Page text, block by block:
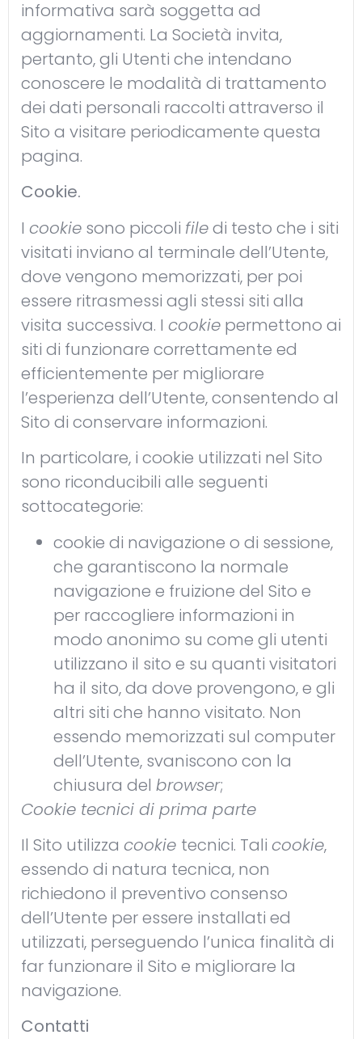
informativa sarà soggetta ad
aggiornamenti. La Società invita,
pertanto, gli Utenti che intendano
conoscere le modalità di trattamento
dei dati personali raccolti attraverso il
Sito a visitare periodicamente questa
pagina.
Cookie.
I cookie sono piccoli filedi testo che i siti
visitati inviano al terminale dell’Utente,
dove vengono memorizzati, per poi
essere ritrasmessi agli stessi siti alla
visita successiva. I cookie permettono ai
siti di funzionare correttamente ed
efficientemente per migliorare
l’esperienza dell’Utente, consentendo al
Sito di conservare informazioni.
In particolare, i cookie utilizzati nel Sito
sono riconducibili alle seguenti
sottocategorie:
cookie di navigazione o di sessione,
che garantiscono la normale
navigazione e fruizione del Sito e
per raccogliere informazioni in
modo anonimo su come gli utenti
utilizzano il sito e su quanti visitatori
ha il sito, da dove provengono, e gli
altri siti che hanno visitato. Non
essendo memorizzati sul computer
dell’Utente, svaniscono con la
chiusura del browser;
Cookie tecnici di prima parte
Il Sito utilizza cookie tecnici. Tali cookie,
essendo di natura tecnica, non
richiedono il preventivo consenso
dell’Utente per essere installati ed
utilizzati, perseguendo l’unica finalità di
far funzionare il Sito e migliorare la
navigazione.
Contatti